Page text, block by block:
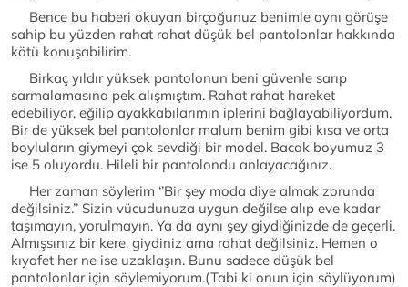
Bence bu haberi okuyan birçoğunuz benimle aynı görüşe
sahip bu yüzden rahat rahat düşük bel pantolonlar hakkında
kötü konuşabilirim.
Birkaç yıldır yüksek pantolonun beni güvenle sarıp
sarmalamasına pek alışmıştım. Rahat rahat hareket
edebiliyor, eğilip ayakkabılarımın iplerini bağlayabiliyordum.
Bir de yüksek bel pantolonlar malum benim gibi kısa ve orta
boyluların giymeyi çok sevdiği bir model. Bacak boyumuz 3
ise 5 oluyordu. Hileli bir pantolondu anlayacağınız.
Her zaman söylerim ‘’Bir şey moda diye almak zorunda
değilsiniz.’’ Sizin vücudunuza uygun değilse alıp eve kadar
taşımayın, yorulmayın. Ya da aynı şey giydiğinizde de geçerli.
Almışsınız bir kere, giydiniz ama rahat değilsiniz. Hemen o
kıyafet her ne ise uzaklaşın. Bunu sadece düşük bel
pantolonlar için söylemiyorum.(Tabi ki onun için söylüyorum)